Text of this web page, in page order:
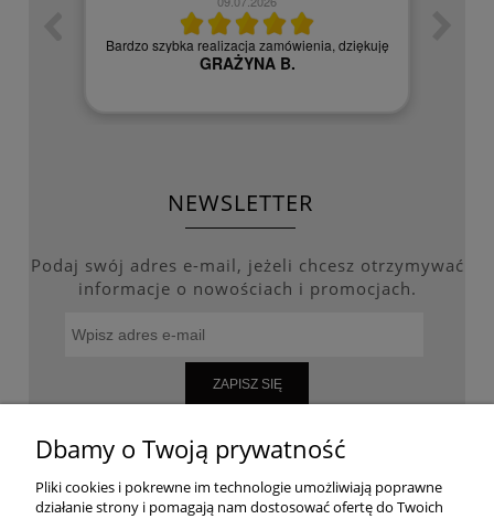
Bardzo szybka realizacja zamówienia, dziękuję
GRAŻYNA B.
NEWSLETTER
Podaj swój adres e-mail, jeżeli chcesz otrzymywać
informacje o nowościach i promocjach.
ZAPISZ SIĘ
WARUNKI ZAKUPÓW
Dbamy o Twoją prywatność
Pliki cookies i pokrewne im technologie umożliwiają poprawne
działanie strony i pomagają nam dostosować ofertę do Twoich